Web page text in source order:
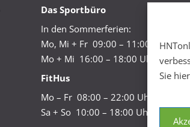
Sie
Das Sportbüro
In den Sommerferien:
Mo, Mi + Fr 09:00 – 11:00 Uhr
Mo + Mi 16:00 – 18:00 Uhr
FitHus
Mo – Fr 08:00 – 22:00 Uhr
Sa + So 10:00 – 18:00 Uhr